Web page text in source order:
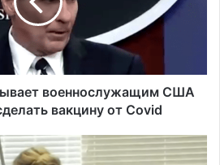
военнослужащим США
вакцину от Covid